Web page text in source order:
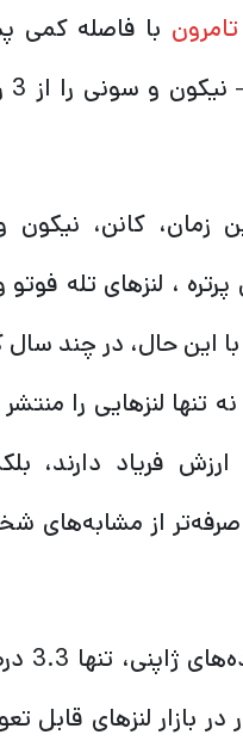
تامرون با فاصله کمی
زمان، کانن،
، لنزهای تله فوتو
با این حال، در چند
تنها لنزهایی را منتشر
فریاد دارند،
صرفه‌تر از مشابه‌های
در بازار لنزهای قابل